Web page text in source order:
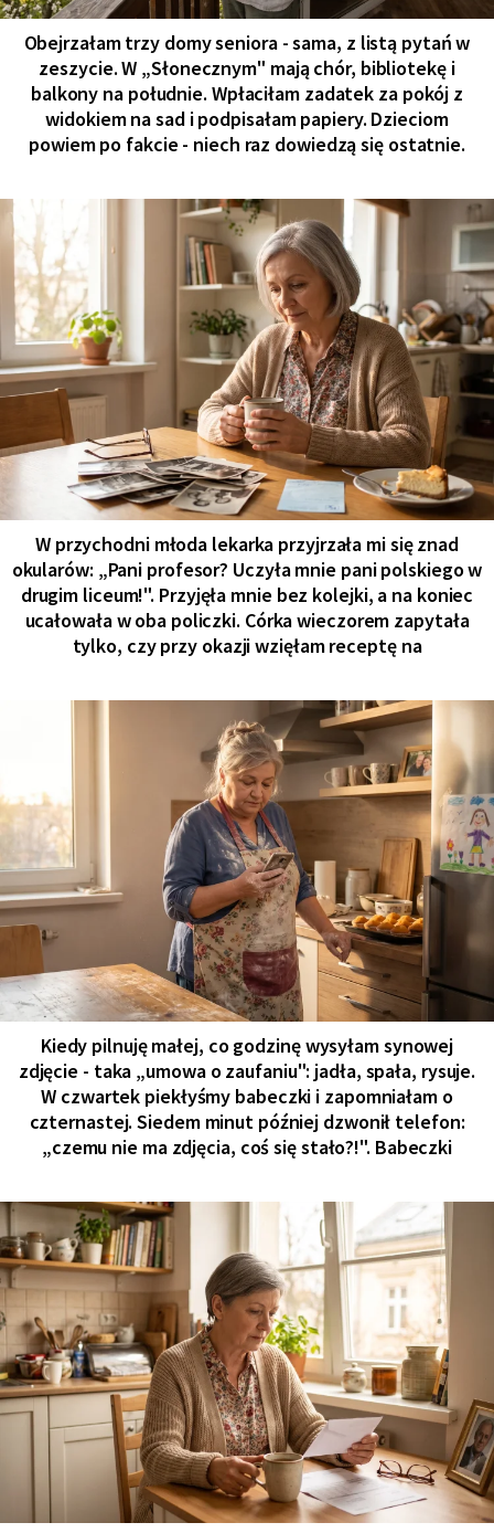
Obejrzałam trzy domy seniora - sama, z listą pytań w
zeszycie. W „Słonecznym" mają chór, bibliotekę i
balkony na południe. Wpłaciłam zadatek za pokój z
widokiem na sad i podpisałam papiery. Dzieciom
powiem po fakcie - niech raz dowiedzą się ostatnie.
W przychodni młoda lekarka przyjrzała mi się znad
okularów: „Pani profesor? Uczyła mnie pani polskiego w
drugim liceum!". Przyjęła mnie bez kolejki, a na koniec
ucałowała w oba policzki. Córka wieczorem zapytała
tylko, czy przy okazji wzięłam receptę na
Kiedy pilnuję małej, co godzinę wysyłam synowej
zdjęcie - taka „umowa o zaufaniu": jadła, spała, rysuje.
W czwartek piekłyśmy babeczki i zapomniałam o
czternastej. Siedem minut później dzwonił telefon:
„czemu nie ma zdjęcia, coś się stało?!". Babeczki